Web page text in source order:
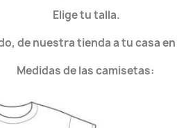
Elige tu talla.
de nuestra tienda a tu casa
Medidas de las camisetas: